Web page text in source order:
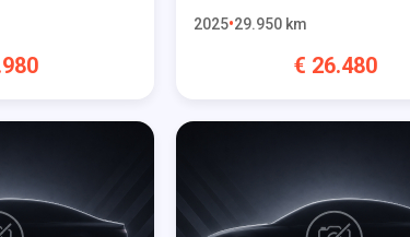
2025 29.950 km
€ 26.480